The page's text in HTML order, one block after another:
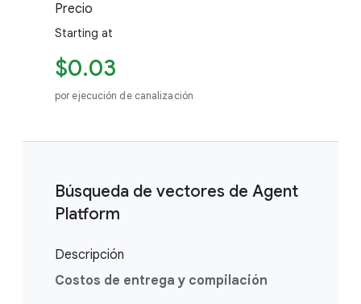
Precio
Starting at
$0.03
por ejecución de canalización
Búsqueda de vectores de Agent
Platform
Descripción
Costos de entrega y compilación